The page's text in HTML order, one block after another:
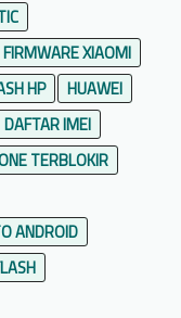
FIRMWARE XIAOMI
HP
HUAWEI
DAFTAR IMEI
TERBLOKIR
ANDROID